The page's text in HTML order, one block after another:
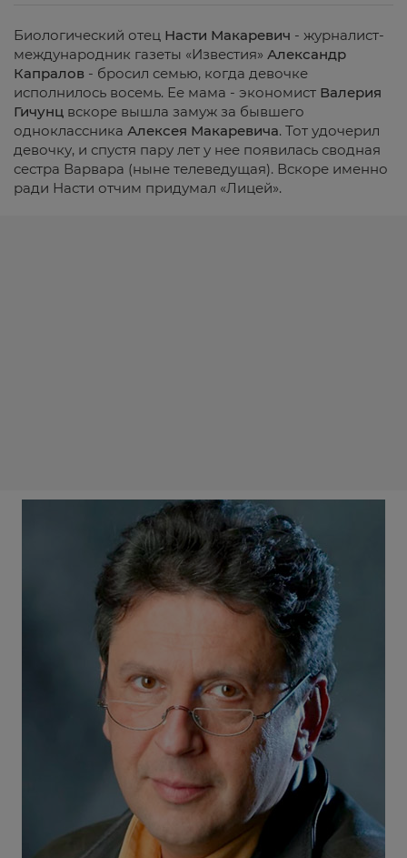
Биологический отец Насти Макаревич - журналист-
международник газеты «Известия» Александр
Капралов - бросил семью, когда девочке
исполнилось восемь. Ее мама - экономист Валерия
Гичунц вскоре вышла замуж за бывшего
одноклассника Алексея Макаревича. Тот удочерил
девочку, и спустя пару лет у нее появилась сводная
сестра Варвара (ныне телеведущая). Вскоре именно
ради Насти отчим придумал «Лицей».